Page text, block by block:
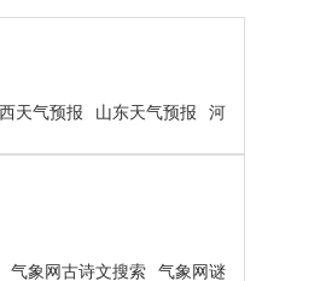
天气预报 山东天气预报 河
气象网古诗文搜索 气象网谜